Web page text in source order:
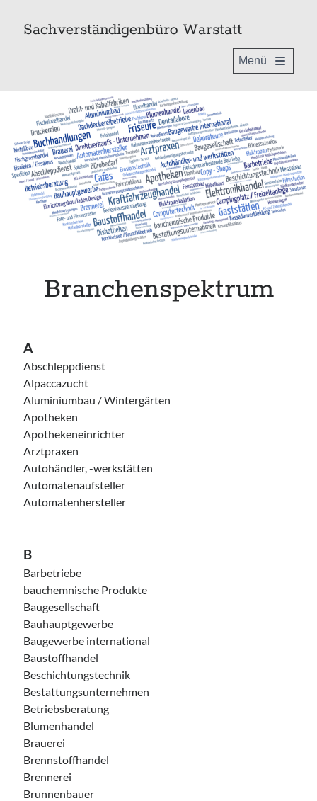
Sachverständigenbüro Warstatt
open
primary
EU-zertifizierter Sachverständiger
nach DIN EN ISO / IEC 17024
Dipl.-Betriebswirt
Kontakt
Haben Sie Fragen?
Rufen Sie mich an!
05205 / 7855
AGB
Datenschutz
Branchenspektrum
A
Abschleppdienst
Alpaccazucht
Aluminiumbau / Wintergärten
Apotheken
Apothekeneinrichter
Arztpraxen
Autohändler, -werkstätten
Automatenaufsteller
Automatenhersteller
B
Barbetriebe
bauchemnische Produkte
Baugesellschaft
Bauhauptgewerbe
Baugewerbe international
Baustoffhandel
Beschichtungstechnik
Bestattungsunternehmen
Betriebsberatung
Blumenhandel
Brauerei
Brennstoffhandel
Brennerei
Brunnenbauer